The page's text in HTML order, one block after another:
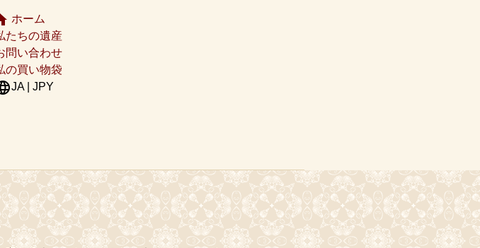
ホーム
たちの遺産
問い合わせ
の買い物袋
JA | JPY